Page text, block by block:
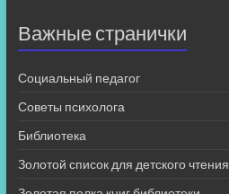
Важные странички
Социальный педагог
Советы психолога
Библиотека
Золотой список для детского чтения